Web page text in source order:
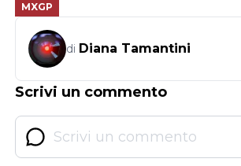
MXGP
di Diana Tamantini
Scrivi un commento